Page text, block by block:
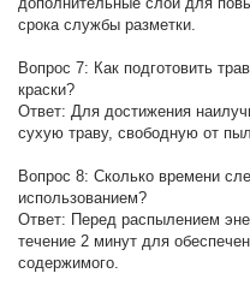
срока службы разметки.
Вопрос 7: Как подготовить
краски?
Ответ: Для достижения
сухую траву, свободную от
Вопрос 8: Сколько времени
использованием?
Ответ: Перед распылением
течение 2 минут для
содержимого.